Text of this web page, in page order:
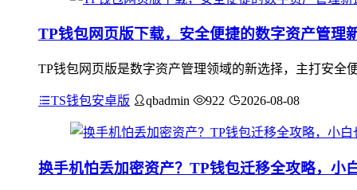
TP钱包网页版下载，安全便捷的数字资产管理
TP钱包网页版是数字资产管理领域的新选择，主打安全
TS钱包安卓版 qbadmin 922 2026-08-08
换手机怕丢加密资产？TP钱包迁移全攻略，小